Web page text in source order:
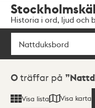
navigationen
huvudinnehållet
Historia i ord, ljud och
Sök
Sökresultat
0 träffar på
Visa lista Visa karta